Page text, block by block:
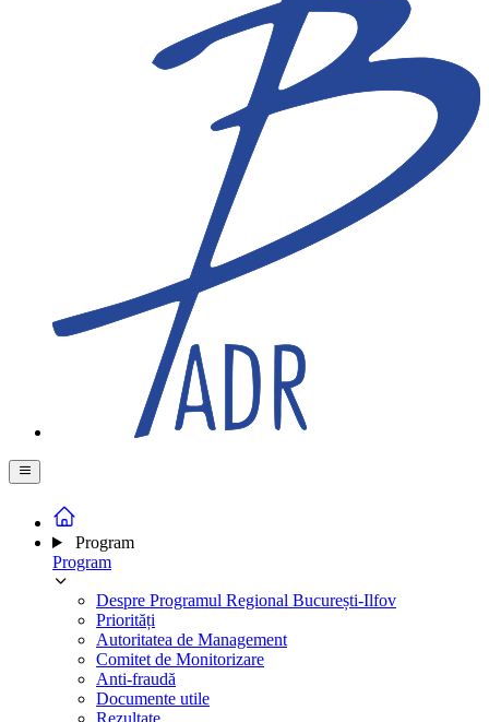
Program
Program
Despre Programul Regional București-Ilfov
Priorități
Autoritatea de Management
Comitet de Monitorizare
Anti-fraudă
Documente utile
Rezultate